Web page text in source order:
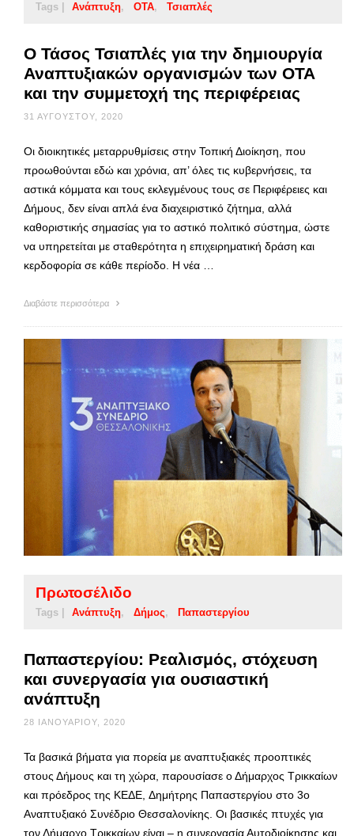
Tags | Ανάπτυξη ΟΤΑ Τσιαπλές
Ο Τάσος Τσιαπλές για την δημιουργία
Αναπτυξιακών οργανισμών των ΟΤΑ
και την συμμετοχή της περιφέρειας
31 ΑΥΓΟΎΣΤΟΥ, 2020
Οι διοικητικές μεταρρυθμίσεις στην Τοπική Διοίκηση, που
προωθούνται εδώ και χρόνια, απ’ όλες τις κυβερνήσεις, τα
αστικά κόμματα και τους εκλεγμένους τους σε Περιφέρειες και
Δήμους, δεν είναι απλά ένα διαχειριστικό ζήτημα, αλλά
καθοριστικής σημασίας για το αστικό πολιτικό σύστημα, ώστε
να υπηρετείται με σταθερότητα η επιχειρηματική δράση και
κερδοφορία σε κάθε περίοδο. Η νέα …
Διαβάστε περισσότερα
Πρωτοσέλιδο
Tags | Ανάπτυξη Δήμος Παπαστεργίου
Παπαστεργίου: Ρεαλισμός, στόχευση
και συνεργασία για ουσιαστική
ανάπτυξη
28 ΙΑΝΟΥΑΡΊΟΥ, 2020
Τα βασικά βήματα για πορεία με αναπτυξιακές προοπτικές
στους Δήμους και τη χώρα, παρουσίασε ο Δήμαρχος Τρικκαίων
και πρόεδρος της ΚΕΔΕ, Δημήτρης Παπαστεργίου στο 3o
Αναπτυξιακό Συνέδριο Θεσσαλονίκης. Οι βασικές πτυχές για
τον Δήμαρχο Τρικκαίων είναι – η συνεργασία Αυτοδιοίκησης και